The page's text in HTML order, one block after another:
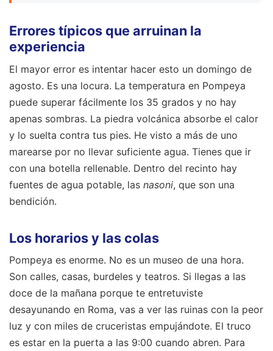
Errores típicos que arruinan la
experiencia
El mayor error es intentar hacer esto un domingo de
agosto. Es una locura. La temperatura en Pompeya
puede superar fácilmente los 35 grados y no hay
apenas sombras. La piedra volcánica absorbe el calor
y lo suelta contra tus pies. He visto a más de uno
marearse por no llevar suficiente agua. Tienes que ir
con una botella rellenable. Dentro del recinto hay
fuentes de agua potable, las nasoni, que son una
bendición.
Los horarios y las colas
Pompeya es enorme. No es un museo de una hora.
Son calles, casas, burdeles y teatros. Si llegas a las
doce de la mañana porque te entretuviste
desayunando en Roma, vas a ver las ruinas con la peor
luz y con miles de cruceristas empujándote. El truco
es estar en la puerta a las 9:00 cuando abren. Para